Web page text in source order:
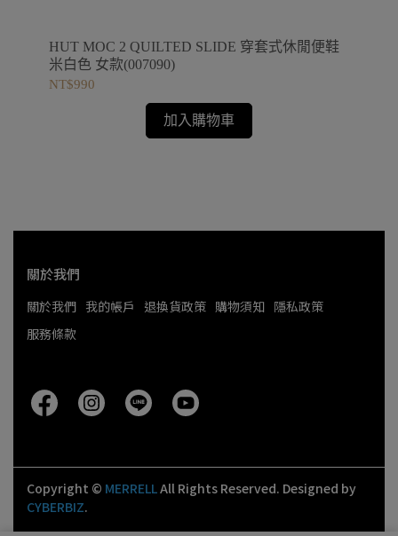
HUT MOC 2 QUILTED SLIDE 穿套式休閒便鞋
米白色 女款(007090)
NT$990
加入購物車
關於我們
關於我們 我的帳戶 退換貨政策 購物須知 隱私政策
服務條款
Copyright © MERRELLAll Rights Reserved. Designed by
CYBERBIZ.